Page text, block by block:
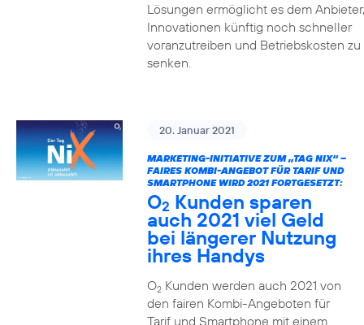
Lösungen ermöglicht es dem Anbieter,
Innovationen künftig noch schneller
voranzutreiben und Betriebskosten zu
senken.
20. Januar 2021
MARKETING-INITIATIVE ZUM „TAG NIX“ –
FAIRES KOMBI-ANGEBOT FÜR TARIF UND
SMARTPHONE WIRD 2021 FORTGESETZT:
O2 Kunden sparen
auch 2021 viel Geld
bei längerer Nutzung
ihres Handys
O2Kunden werden auch 2021 von
den fairen Kombi-Angeboten für
Tarif und Smartphone mit einem